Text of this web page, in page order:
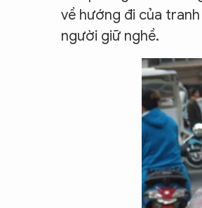
về hướng đi của
người giữ nghề.